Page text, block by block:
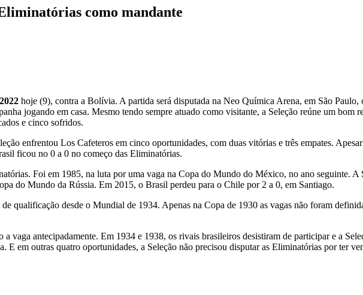
como mandante
hoje (9), contra a Bolívia. A partida será disputada na Neo Química Arena, em São Paulo,
jogando em casa. Mesmo tendo sempre atuado como visitante, a Seleção reúne um bom
e cinco sofridos.
enfrentou Los Cafeteros em cinco oportunidades, com duas vitórias e três empates.
ficou no 0 a 0 no começo das Eliminatórias.
Foi em 1985, na luta por uma vaga na Copa do Mundo do México, no ano seguinte. A
do Mundo da Rússia. Em 2015, o Brasil perdeu para o Chile por 2 a 0, em Santiago.
qualificação desde o Mundial de 1934. Apenas na Copa de 1930 as vagas não foram
vaga antecipadamente. Em 1934 e 1938, os rivais brasileiros desistiram de participar e a
E em outras quatro oportunidades, a Seleção não precisou disputar as Eliminatórias por ter